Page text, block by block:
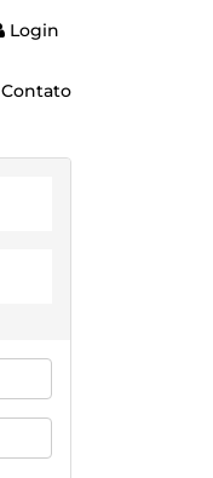
Login
Contato